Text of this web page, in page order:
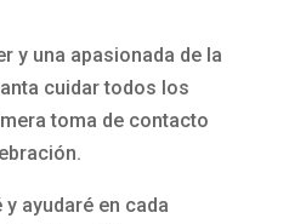
y una apasionada de la
cuidar todos los
toma de contacto
ayudaré en cada